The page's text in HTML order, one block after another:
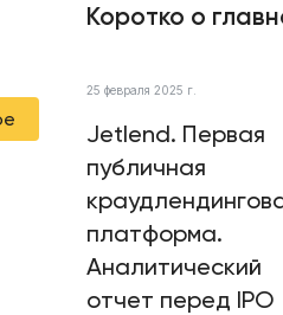
Коротко о
25 февраля 2025 г.
Jetlend. Первая
публичная
платформа.
Аналитический
отчет перед IPO